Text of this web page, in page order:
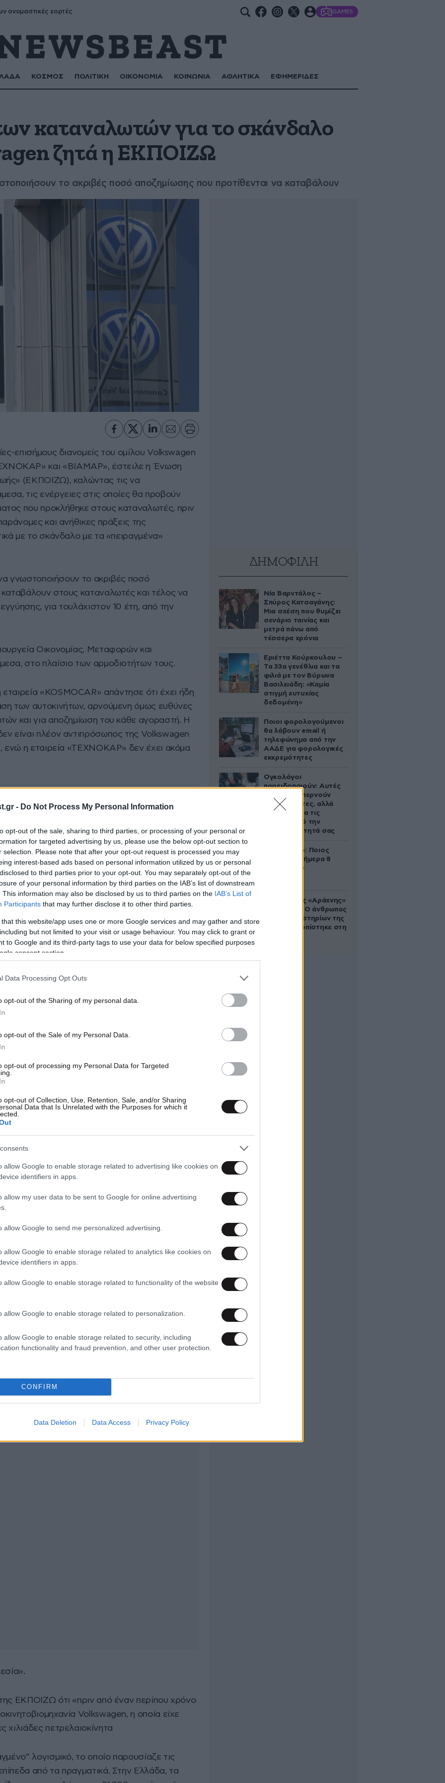
- Do Not Process My Personal Information
opt-out of the sale, sharing to third parties, or processing of your personal or
for targeted advertising by us, please use the below opt-out section to
selection. Please note that after your opt-out request is processed you may
interest-based ads based on personal information utilized by us or personal
to third parties prior to your opt-out. You may separately opt-out of the
of your personal information by third parties on the IAB’s list of downstream
This information may also be disclosed by us to third parties on the IAB’s List of
Participants that may further disclose it to other third parties.
that this website/app uses one or more Google services and may gather and store
but not limited to your visit or usage behaviour. You may click to grant or
to Google and its third-party tags to use your data for below specified purposes
consent section.
Data Processing Opt Outs
opt-out of the Sharing of my personal data.
opt-out of the Sale of my Personal Data.
opt-out of processing my Personal Data for Targeted
opt-out of Collection, Use, Retention, Sale, and/or Sharing
Data that Is Unrelated with the Purposes for which it
allow Google to enable storage related to advertising like cookies on
identifiers in apps.
allow my user data to be sent to Google for online advertising
allow Google to send me personalized advertising.
allow Google to enable storage related to analytics like cookies on
identifiers in apps.
allow Google to enable storage related to functionality of the website
allow Google to enable storage related to personalization.
allow Google to enable storage related to security, including
functionality and fraud prevention, and other user protection.
CONFIRM
Data Deletion Data Access Privacy Policy
ονομαστικές εορτές GAMES
ΚΟΣΜΟΣ ΠΟΛΙΤΙΚΗ ΟΙΚΟΝΟΜΙΑ ΚΟΙΝΩΝΙΑ ΑΘΛΗΤΙΚΑ ΕΦΗΜΕΡΙΔΕΣ
καταναλωτών για το σκάνδαλο
ζητά η ΕΚΠΟΙΖΩ
το ακριβές ποσό αποζημίωσης που προτίθενται να καταβάλουν
επισήμους διανομείς του ομίλου Volkswagen
και «ΒΙΑΜAΡ», έστειλε η Ένωση
(ΕΚΠΟΙΖΩ), καλώντας τις να
τις ενέργειες στις οποίες θα προβούν
που προκλήθηκε στους καταναλωτές, πριν
και ανήθικες πράξεις της
με το σκάνδαλο με τα «πειραγμένα»
να γνωστοποιήσουν το ακριβές ποσό
στους καταναλωτές και τέλος να
για τουλάχιστον 10 έτη, από την
Οικονομίας, Μεταφορών και
στο πλαίσιο των αρμοδιοτήτων τους.
«KOSMOCAR» απάντησε ότι έχει ήδη
των αυτοκινήτων, αρνούμενη όμως ευθύνες
και για αποζημίωση του κάθε αγοραστή. Η
είναι πλέον αντιπρόσωπος της Volkswagen
ενώ η εταιρεία «ΤΕΧΝΟΚΑΡ» δεν έχει ακόμα
αναφέρει, ότι «στη συνάντηση
με μέλη της Ευρωπαϊκής Επιτροπής, στις
της, η αρμόδια Ευρωπαία επίτροπος για
και Ισότητας φύλων, Vera Jourova, έκανε
ενώ δήλωσε ότι θα πρέπει να
Επίκειται δε, στις 6/10/2016 και συνάντηση
Volkswagen».
πρόκειται να λάβουν μέρος αύριο, σε
Καταναλωτών), με θέμα το σκάνδαλο
των οχημάτων, με σκοπό να χαραχθούν
όλες τις οργανώσεις καταναλωτών των
ΕΚΠΟΙΖΩ «οι καταναλωτές που πρόκειται να
θα πρέπει να μην αποδεχτούν
σε κίνδυνο
ΕΚΠΟΙΖΩ ότι «πριν από έναν περίπου χρόνο
Volkswagen, η οποία είχε
πετρελαιοκίνητα
λογισμικό, το οποίο παρουσίαζε τις
από τα πραγματικά. Στην Ελλάδα, τα
ΔΗΜΟΦΙΛΗ
Νία Βαρντάλος –
Σπύρος Κατσαγάνης:
Μια σχέση που θυμίζει
σενάριο ταινίας και
μετρά πάνω από
τέσσερα χρόνια
Εριέττα Κούρκουλου –
Τα 33α γενέθλια και τα
φιλιά με τον Βύρωνα
Βασιλειάδη: «Καμία
στιγμή ευτυχίας
δεδομένη»
Ποιοι φορολογούμενοι
θα λάβουν email ή
τηλεφώνημα από την
ΑΑΔΕ για φορολογικές
εκκρεμότητες
Ογκολόγοι
προειδοποιούν: Αυτές
οι τροφές, περνούν
απαρατήρητες, αλλά
καλό είναι να τις
βγάλετε από την
καθημερινότητά σας
Εορτολόγιο: Ποιος
γιορτάζει σήμερα 8
Αυγούστου
Στα ίχνη της «Αράχνης»
του Άσαντ: Ο άνθρωπος
των βασανιστηρίων της
Συρίας εντοπίστηκε στη